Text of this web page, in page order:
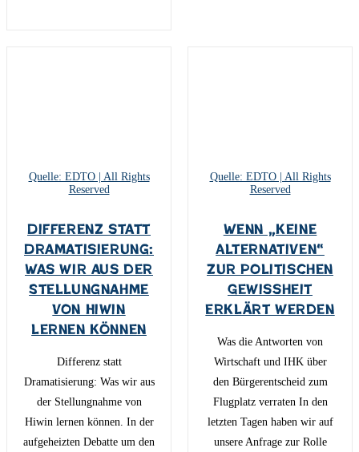
Quelle: EDTO | All Rights
Reserved
Differenz statt
Dramatisierung:
Was wir aus der
Stellungnahme
von Hiwin
lernen können
Differenz statt
Dramatisierung: Was wir aus
der Stellungnahme von
Hiwin lernen können. In der
aufgeheizten Debatte um den
Quelle: EDTO | All Rights
Reserved
Wenn „keine
Alternativen“
zur politischen
Gewissheit
erklärt werden
Was die Antworten von
Wirtschaft und IHK über
den Bürgerentscheid zum
Flugplatz verraten In den
letzten Tagen haben wir auf
unsere Anfrage zur Rolle